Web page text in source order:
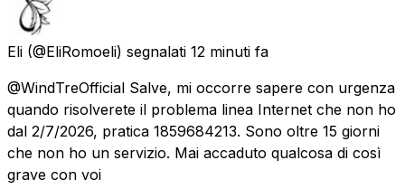
Eli (@EliRomoeli) segnalati 12 minuti fa
@WindTreOfficial Salve, mi occorre sapere con urgenza
quando risolverete il problema linea Internet che non ho
dal 2/7/2026, pratica 1859684213. Sono oltre 15 giorni
che non ho un servizio. Mai accaduto qualcosa di così
grave con voi